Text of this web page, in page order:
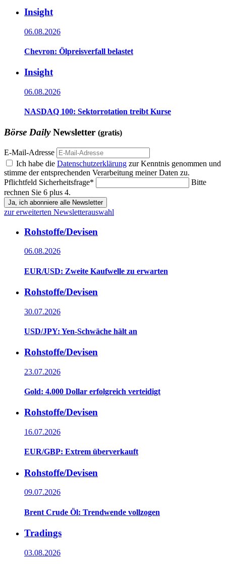
Insight
06.08.2026
Chevron: Ölpreisverfall belastet
Insight
06.08.2026
NASDAQ 100: Sektorrotation treibt Kurse
Börse DailyNewsletter (gratis)
E-Mail-Adresse
Ich habe die Datenschutzerklärung zur Kenntnis genommen und
stimme der entsprechenden Verarbeitung meiner Daten zu.
Pflichtfeld Sicherheitsfrage*
Bitte
rechnen Sie 6 plus 4.
Ja, ich abonniere alle Newsletter
zur erweiterten Newsletterauswahl
Rohstoffe/Devisen
06.08.2026
EUR/USD: Zweite Kaufwelle zu erwarten
Rohstoffe/Devisen
30.07.2026
USD/JPY: Yen-Schwäche hält an
Rohstoffe/Devisen
23.07.2026
Gold: 4.000 Dollar erfolgreich verteidigt
Rohstoffe/Devisen
16.07.2026
EUR/GBP: Extrem überverkauft
Rohstoffe/Devisen
09.07.2026
Brent Crude Öl: Trendwende vollzogen
Tradings
03.08.2026